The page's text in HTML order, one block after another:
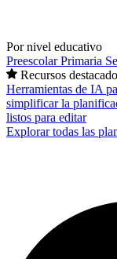
Por nivel educativo
PreescolarPrimaria
Recursos
Herramientas de IA
simplificar la
listos para editar
Explorar todas las